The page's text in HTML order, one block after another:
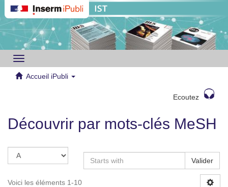
Toggle
navigation
Accueil iPubli
Ecoutez
Découvrir par mots-clés MeSH
Valider
Voici les éléments 1-10